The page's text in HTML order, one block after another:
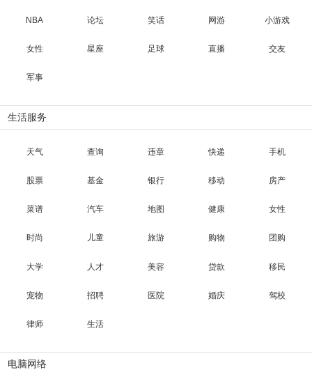
NBA 论坛 笑话 网游 小游戏
女性 星座 足球 直播 交友
军事
生活服务
天气 查询 违章 快递 手机
股票 基金 银行 移动 房产
菜谱 汽车 地图 健康 女性
时尚 儿童 旅游 购物 团购
大学 人才 美容 贷款 移民
宠物 招聘 医院 婚庆 驾校
律师 生活
电脑网络